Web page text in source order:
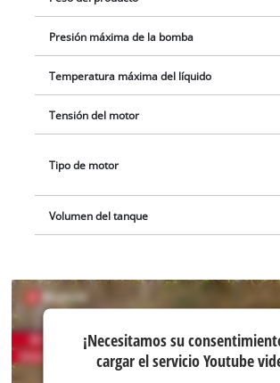
Presión máxima de la bomba
Temperatura máxima del líquido
Tensión del motor
Tipo de motor
Volumen del tanque
¡Necesitamos
consentimiento
¡Necesitamos su
cargar el servicio Youtube